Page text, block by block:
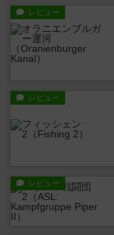
レビュー
レビュー
レビュー